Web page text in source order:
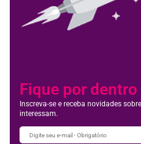
Fique por
Inscreva-se e receba novidades
interessam.